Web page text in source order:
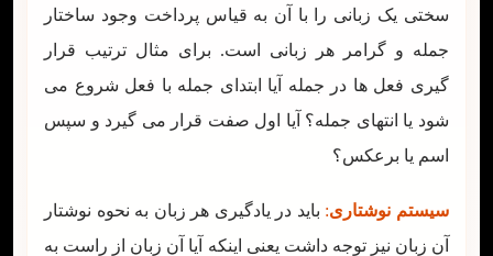
سختی یک زبانی را با آن به قیاس پرداخت وجود ساختار
جمله و گرامر هر زبانی است. برای مثال ترتیب قرار
گیری فعل ها در جمله آیا ابتدای جمله با فعل شروع می
شود یا انتهای جمله؟ آیا اول صفت قرار می گیرد و سپس
اسم یا برعکس؟
سیستم نوشتاری: باید در یادگیری هر زبان به نحوه نوشتار
آن زبان نیز توجه داشت یعنی اینکه آیا آن زبان از راست به